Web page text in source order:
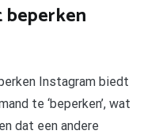
Instagram biedt
te ‘beperken’, wat
dat een andere